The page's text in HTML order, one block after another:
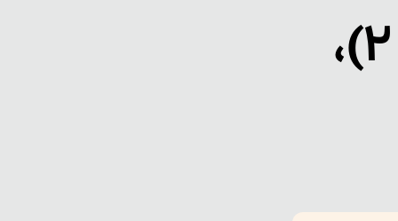
قلمروهای درس اول(۲ از ۲)،